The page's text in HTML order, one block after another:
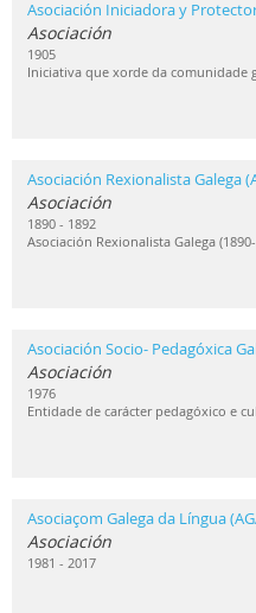
Asociación Iniciadora y
Asociación
1905
Iniciativa que xorde da comunidade
Asociación Rexionalista Galega
Asociación
1890 - 1892
Asociación Rexionalista Galega
Asociación Socio- Pedagóxica
Asociación
1976
Entidade de carácter pedagóxico e
Asociaçom Galega da Língua
Asociación
1981 - 2017